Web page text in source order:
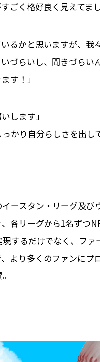
ごく格好良く見えてま
るかと思いますが、我
づらいし、聞きづらいん
す！」
します」
かり自分らしさを出
ースタン・リーグ及
各リーグから1名ずつ
するだけでなく、フ
より多くのファンにプ